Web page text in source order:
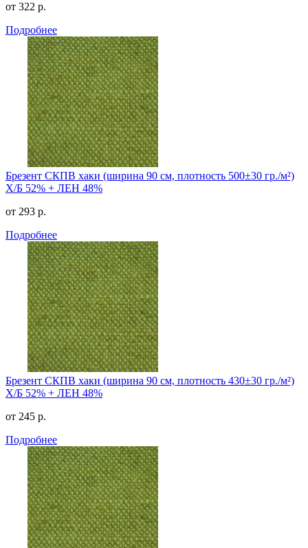
от 322 р.
Подробнее
Брезент СКПВ хаки (ширина 90 см, плотность 500±30 гр./м²)
Х/Б 52% + ЛЕН 48%
от 293 р.
Подробнее
Брезент СКПВ хаки (ширина 90 см, плотность 430±30 гр./м²)
Х/Б 52% + ЛЕН 48%
от 245 р.
Подробнее